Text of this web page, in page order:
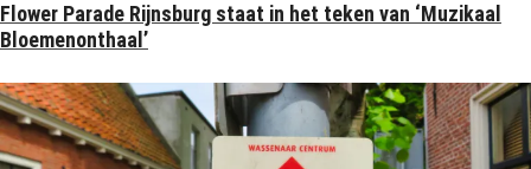
Flower Parade Rijnsburg staat in het teken van ‘Muzikaal
Bloemenonthaal’